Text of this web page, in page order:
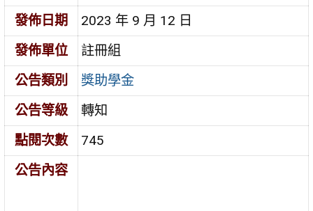
發佈日期
2023 年 9 月 12 日
發佈單位
註冊組
公告類別
獎助學金
公告等級
轉知
點閱次數
745
公告內容